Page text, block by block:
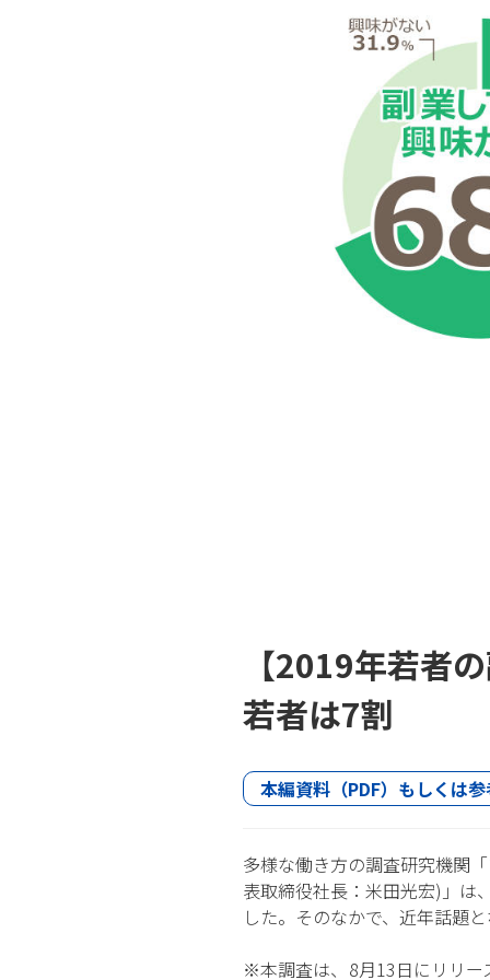
【2019年若者
若者は7割
本編資料（PDF）もしくは
多様な働き方の調査研究機関
表取締役社長：米田光宏)」は
した。そのなかで、近年話題
※本調査は、8月13日にリリー